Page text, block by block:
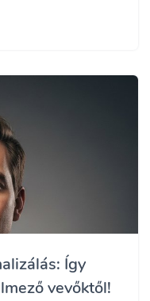
Így
vevőktől!